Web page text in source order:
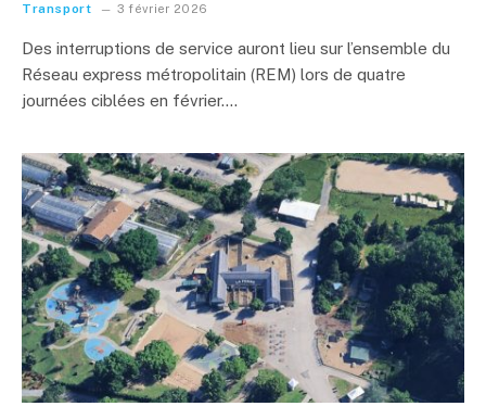
Transport 3 février 2026
Des interruptions de service auront lieu sur l’ensemble du
Réseau express métropolitain (REM) lors de quatre
journées ciblées en février.…